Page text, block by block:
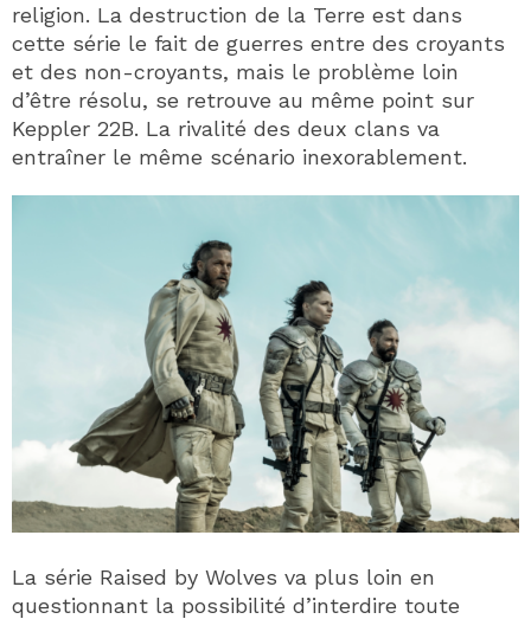
religion. La destruction de la Terre est dans
cette série le fait de guerres entre des croyants
et des non-croyants, mais le problème loin
d’être résolu, se retrouve au même point sur
Keppler 22B. La rivalité des deux clans va
entraîner le même scénario inexorablement.
La série Raised by Wolves va plus loin en
questionnant la possibilité d’interdire toute